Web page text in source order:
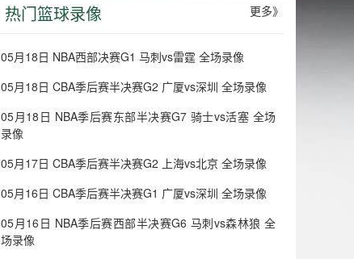
热门篮球录像 更多》
05月18日 NBA西部决赛G1 马刺vs雷霆 全场录像
05月18日 CBA季后赛半决赛G2 广厦vs深圳 全场录像
05月18日 NBA季后赛东部半决赛G7 骑士vs活塞 全场
录像
05月17日 CBA季后赛半决赛G2 上海vs北京 全场录像
05月16日 CBA季后赛半决赛G1 广厦vs深圳 全场录像
05月16日 NBA季后赛西部半决赛G6 马刺vs森林狼 全
场录像